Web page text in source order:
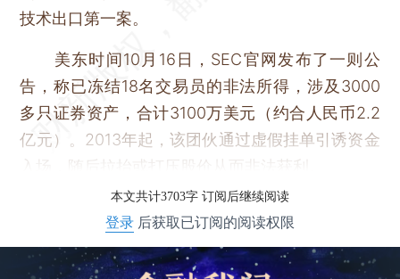
技术出口第一案。
美东时间10月16日，SEC官网发布了一则公
告，称已冻结18名交易员的非法所得，涉及3000
多只证券资产，合计3100万美元（约合人民币2.2
亿元）。2013年起，该团伙通过虚假挂单引诱资金
入场，随后拉抬或打压股价从而非法获利。
本文共计3703字 订阅后继续阅读
登录 后获取已订阅的阅读权限